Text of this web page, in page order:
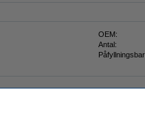
OEM:
Antal: